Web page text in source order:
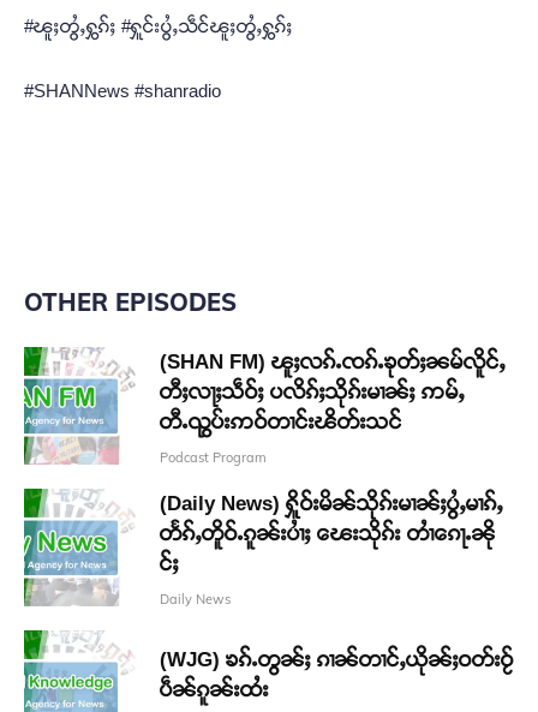
#ၽူႈတွႆႇႁွၵ်ႈ #ႁူင်းပွႆႇသဵင်ၽူႈတွႆႇႁွၵ်ႈ
#SHANNews #shanradio
OTHER EPISODES
(SHAN FM) ၽူႈလၵ်ႉၸၵ်ႉၶုတ်ႈၼမ်လိူင်ႇ
တီႈလႃႈသဵဝ်ႈ ပလိၵ်ႈသိုၵ်းမၢၼ်ႈ ဢမ်ႇ
တီႉၺွပ်းဢဝ်တၢင်းၽိတ်းသင်
Podcast Program
(Daily News) ႁိူဝ်းမိၼ်သိုၵ်းမၢၼ်ႈပွႆႇမၢၵ်ႇ
တႅၵ်ႇတိူဝ်ႉၵူၼ်းပၢႆႈ ၽေးသိုၵ်း တၢႆၵေႃႉၼို
င်ႈ
Daily News
(WJG) ၶၵ်ႉတွၼ်ႈ ၵၢၼ်တၢင်ႇယိုၼ်ႈဝတ်းဝႂ်
ပဵၼ်ၵူၼ်းထႆး